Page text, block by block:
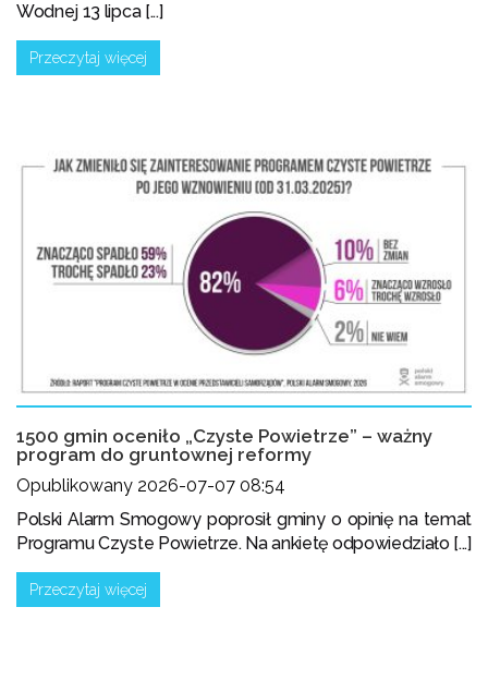
Wodnej 13 lipca [...]
Przeczytaj więcej
1500 gmin oceniło „Czyste Powietrze” – ważny
program do gruntownej reformy
Opublikowany 2026-07-07 08:54
Polski Alarm Smogowy poprosił gminy o opinię na temat
Programu Czyste Powietrze. Na ankietę odpowiedziało [...]
Przeczytaj więcej